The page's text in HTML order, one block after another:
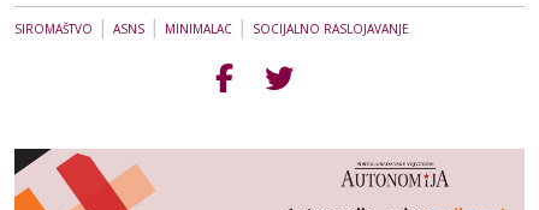
SIROMAŠTVO | ASNS | MINIMALAC | SOCIJALNO RASLOJAVANJE